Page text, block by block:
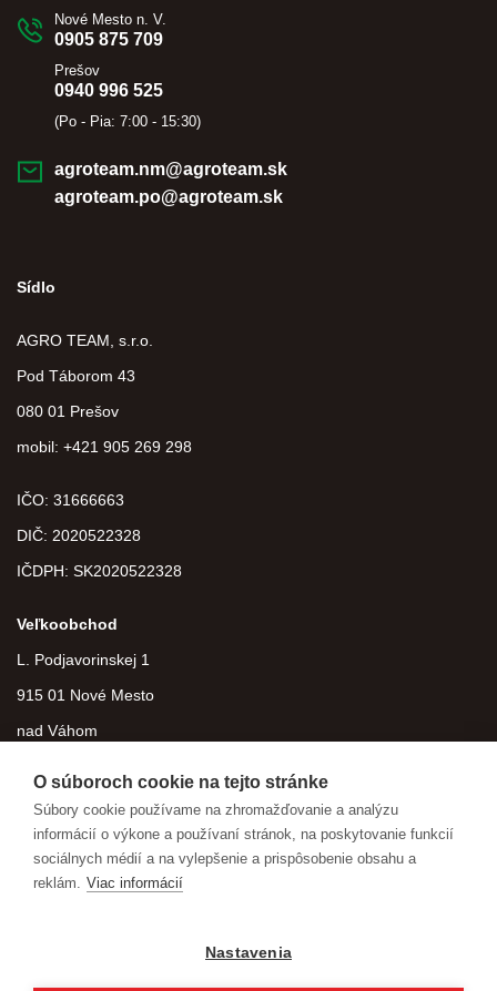
Nové Mesto n. V.
0905 875 709
Prešov
0940 996 525
(Po - Pia: 7:00 - 15:30)
agroteam.nm@agroteam.sk
agroteam.po@agroteam.sk
Sídlo
AGRO TEAM, s.r.o.
Pod Táborom 43
080 01 Prešov
mobil: +421 905 269 298
IČO: 31666663
DIČ: 2020522328
IČDPH: SK2020522328
Veľkoobchod
L. Podjavorinskej 1
915 01 Nové Mesto
nad Váhom
O súboroch cookie na tejto stránke
Súbory cookie používame na zhromažďovanie a analýzu
informácií o výkone a používaní stránok, na poskytovanie funkcií
sociálnych médií a na vylepšenie a prispôsobenie obsahu a
reklám. Viac informácií
Nastavenia